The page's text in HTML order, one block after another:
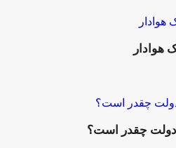
چقدر است؟